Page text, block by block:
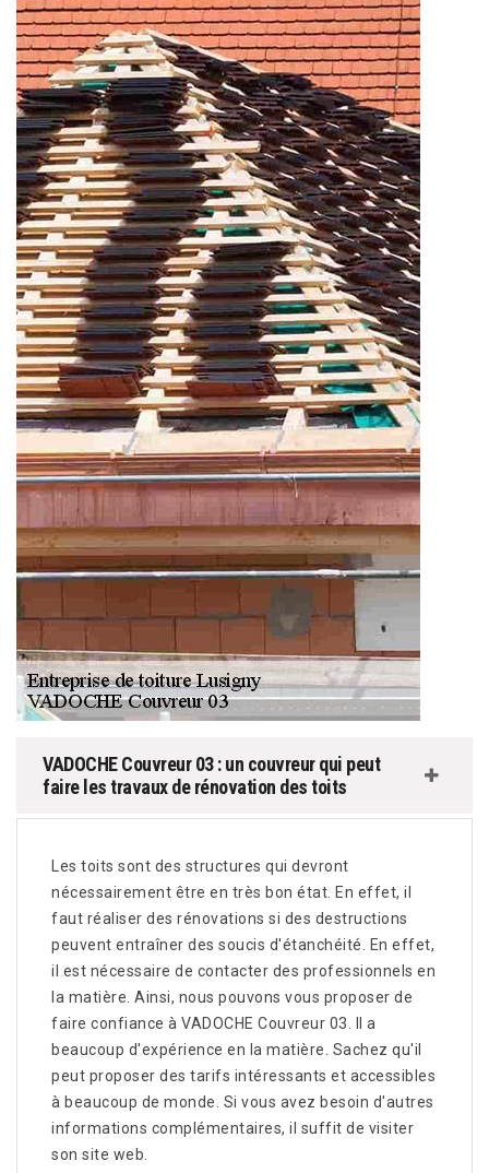
VADOCHE Couvreur 03 : un couvreur qui peut
faire les travaux de rénovation des toits
Les toits sont des structures qui devront
nécessairement être en très bon état. En effet, il
faut réaliser des rénovations si des destructions
peuvent entraîner des soucis d'étanchéité. En effet,
il est nécessaire de contacter des professionnels en
la matière. Ainsi, nous pouvons vous proposer de
faire confiance à VADOCHE Couvreur 03. Il a
beaucoup d'expérience en la matière. Sachez qu'il
peut proposer des tarifs intéressants et accessibles
à beaucoup de monde. Si vous avez besoin d'autres
informations complémentaires, il suffit de visiter
son site web.